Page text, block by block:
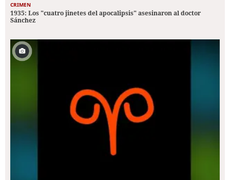
CRIMEN
1935: Los "cuatro jinetes del apocalipsis" asesinaron al doctor
Sánchez